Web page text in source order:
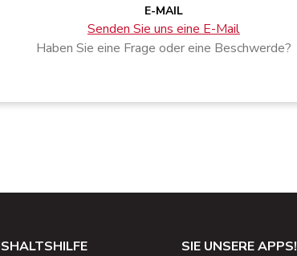
E-MAIL
Senden Sie uns eine E-Mail
Haben Sie eine Frage oder eine Beschwerde?
SIE UNSERE APPS!